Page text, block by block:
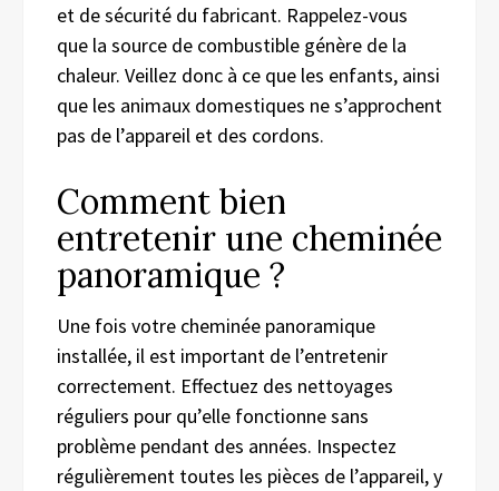
et de sécurité du fabricant. Rappelez-vous
que la source de combustible génère de la
chaleur. Veillez donc à ce que les enfants, ainsi
que les animaux domestiques ne s’approchent
pas de l’appareil et des cordons.
Comment bien
entretenir une cheminée
panoramique ?
Une fois votre cheminée panoramique
installée, il est important de l’entretenir
correctement. Effectuez des nettoyages
réguliers pour qu’elle fonctionne sans
problème pendant des années. Inspectez
régulièrement toutes les pièces de l’appareil, y